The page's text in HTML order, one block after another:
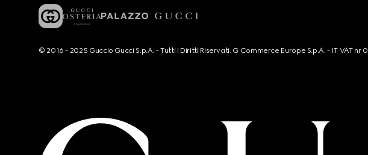
© 2016 - 2025 Guccio Gucci S.p.A. - Tutti i Diritti Riservati. G Commerce Europe S.p.A. - IT VAT